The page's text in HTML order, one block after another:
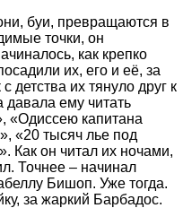
буи, превращаются в
точки, он
как крепко
их, его и её, за
детства их тянуло друг к
давала ему читать
«Одиссею капитана
«20 тысяч лье под
Как он читал их ночами,
Точнее – начинал
Бишоп. Уже тогда.
за жаркий Барбадос.